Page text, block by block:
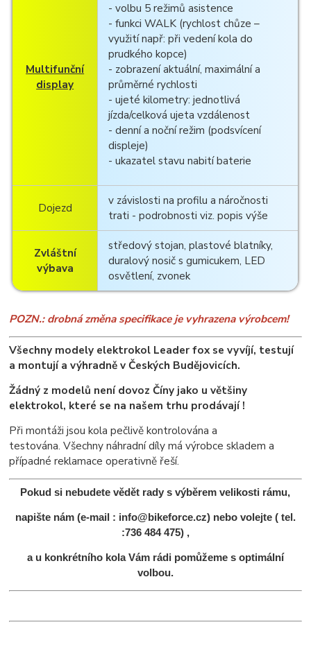
Multifunční
display
- volbu 5 režimů asistence
- funkci WALK (rychlost chůze –
využití např: při vedení kola do
prudkého kopce)
- zobrazení aktuální, maximální a
průměrné rychlosti
- ujeté kilometry: jednotlivá
jízda/celková ujeta vzdálenost
- denní a noční režim (podsvícení
displeje)
- ukazatel stavu nabití baterie
Dojezd
v závislosti na profilu a náročnosti
trati - podrobnosti viz. popis výše
Zvláštní
výbava
středový stojan, plastové blatníky,
duralový nosič s gumicukem, LED
osvětlení, zvonek
POZN.: drobná změna specifikace je vyhrazena výrobcem!
Všechny modely elektrokol Leader fox se vyvíjí, testují
a montují a výhradně v Českých Budějovicích.
Žádný z modelů není dovoz Číny jako u většiny
elektrokol, které se na našem trhu prodávají !
Při montáži jsou kola pečlivě kontrolována a
testována. Všechny náhradní díly má výrobce skladem a
případné reklamace operativně řeší.
Pokud si nebudete vědět rady s výběrem velikosti rámu,
napište nám (e-mail : info@bikeforce.cz) nebo volejte ( tel.
:736 484 475) ,
a u konkrétního kola Vám rádi pomůžeme s optimální
volbou.